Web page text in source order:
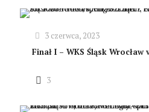
3 czerwca, 2023
Finał I – WKS Śląsk
3